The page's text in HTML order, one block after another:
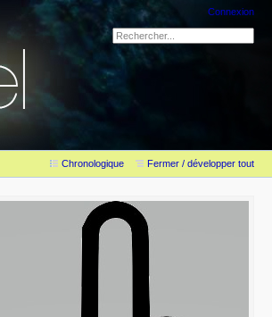
Connexion
Chronologique Fermer / développer tout